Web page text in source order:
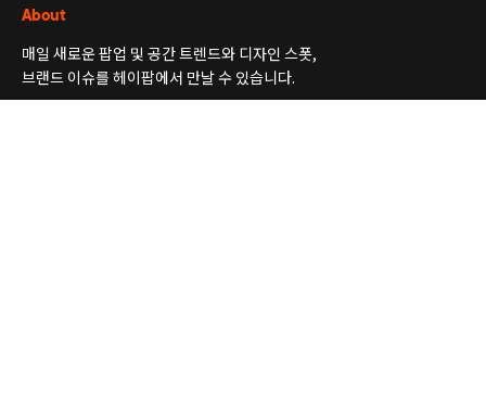
About
매일 새로운 팝업 및 공간 트렌드와 디자인 스폿,
브랜드 이슈를 헤이팝에서 만날 수 있습니다.